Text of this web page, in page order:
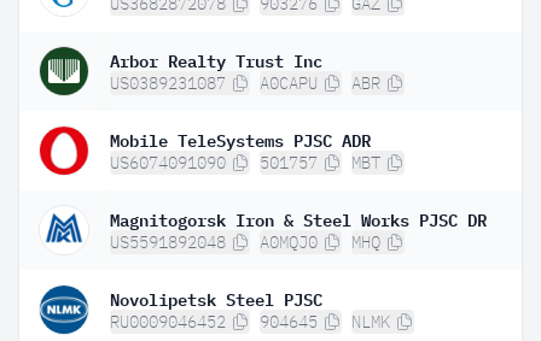
Arbor Realty Trust Inc
US0389231087 A0CAPU ABR
Mobile TeleSystems PJSC ADR
US6074091090 501757 MBT
Magnitogorsk Iron & Steel Works PJSC DR
US5591892048 A0MQJ0 MHQ
Novolipetsk Steel PJSC
RU0009046452 904645 NLMK